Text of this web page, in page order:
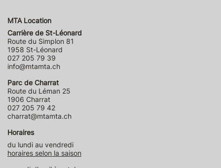
MTA Location
Carrière de St-Léonard
Route du Simplon 81
1958 St-Léonard
027 205 79 39
info@mtamta.ch
Parc de Charrat
Route du Léman 25
1906 Charrat
027 205 79 42
charrat@mtamta.ch
Horaires
du lundi au vendredi
horaires selon la saison